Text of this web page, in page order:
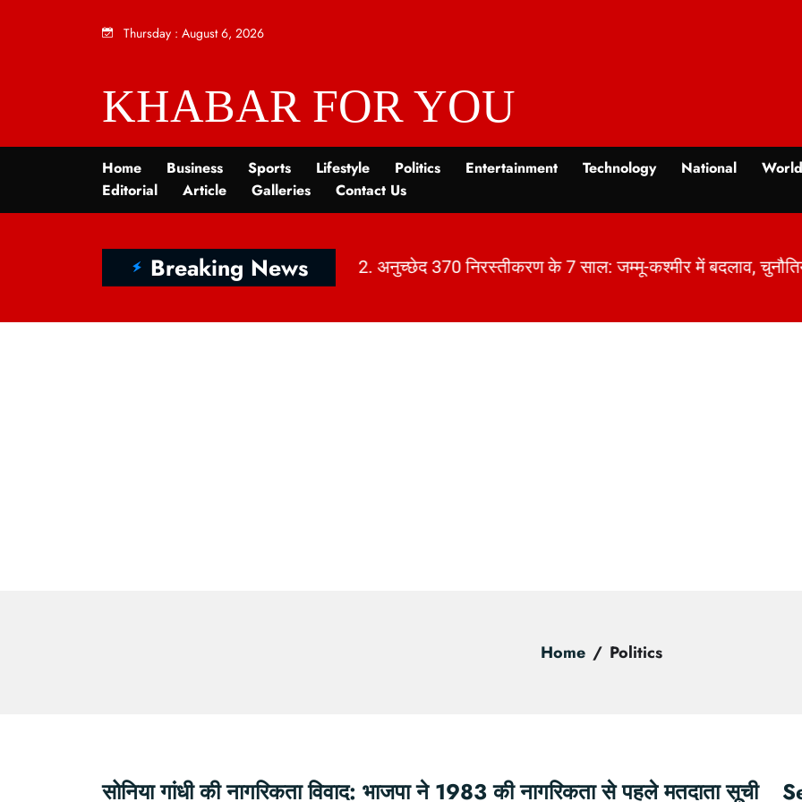
Thursday : August 6, 2026
KHABAR FOR YOU
Home Business Sports Lifestyle Politics Entertainment Technology National World
Editorial
Article Galleries Contact Us
Breaking News |
2. अनुच्छेद 370 निरस्तीकरण के 7 साल: जम्मू-कश्मीर में बदलाव,
Home Politics
सोनिया गांधी की नागरिकता विवाद: भाजपा ने 1983 की नागरिकता से पहले मतदाता सूची